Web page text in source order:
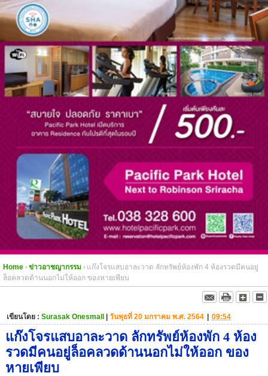
Home ข่าวอาชญากรรม
แก๊งโจรแสบอาละวาด ลักทรัพย์ห้องพัก 4 ห้องรวดมีคนอยู่
ล็อคลวดด้านนอกไม่ให้ออก ของหายเพียบ
เขียนโดย : Surasak Onesmall | วันพุธที่ 20 มกราคม พ.ศ. 2564 | 09:54
แก๊งโจรแสบอาละวาด ลักทรัพย์ห้องพัก 4 ห้อง
รวดมีคนอยู่ล็อคลวดด้านนอกไม่ให้ออก ของ
หายเพียบ